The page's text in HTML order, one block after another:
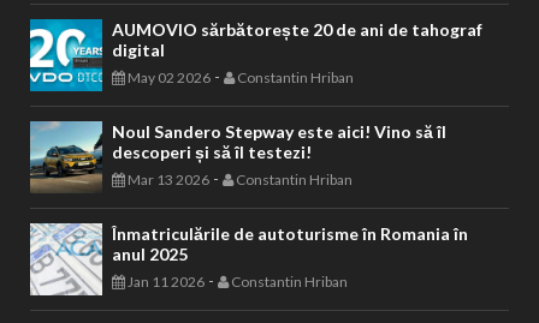
AUMOVIO sărbătorește 20 de ani de tahograf
digital
May 02 2026 - Constantin Hriban
Noul Sandero Stepway este aici! Vino să îl
descoperi și să îl testezi!
Mar 13 2026 - Constantin Hriban
Înmatriculările de autoturisme în Romania în
anul 2025
Jan 11 2026 - Constantin Hriban